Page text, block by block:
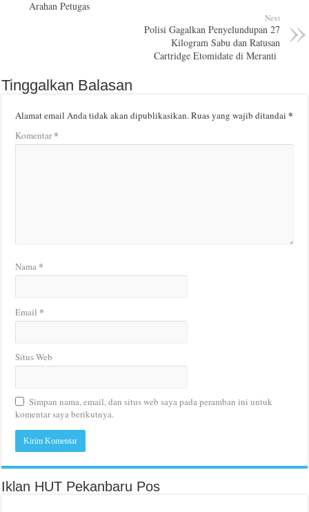
Arahan Petugas
Next
Polisi Gagalkan Penyelundupan 27
Kilogram Sabu dan Ratusan
Cartridge Etomidate di Meranti
Tinggalkan Balasan
Alamat email Anda tidak akan dipublikasikan.Ruas yang wajib ditandai*
Komentar*
Nama *
Email *
Situs Web
Simpan nama, email, dan situs web saya pada peramban ini untuk
komentar saya berikutnya.
Iklan HUT Pekanbaru Pos